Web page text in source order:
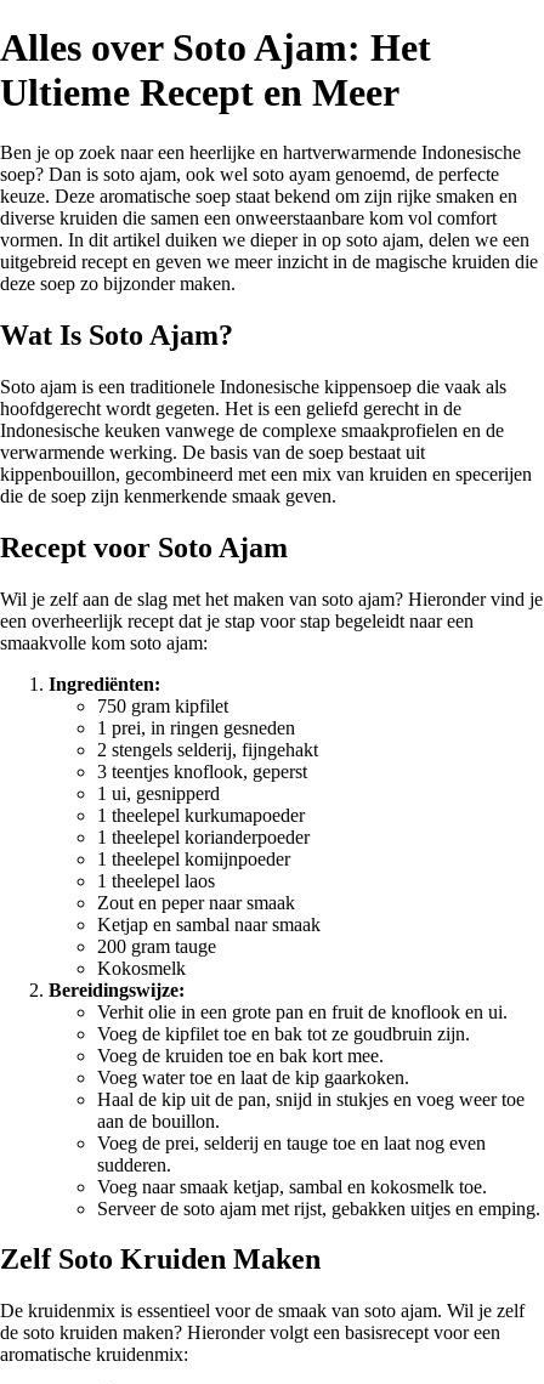
Alles over Soto Ajam: Het
Ultieme Recept en Meer
Ben je op zoek naar een heerlijke en hartverwarmende Indonesische
soep? Dan is soto ajam, ook wel soto ayam genoemd, de perfecte
keuze. Deze aromatische soep staat bekend om zijn rijke smaken en
diverse kruiden die samen een onweerstaanbare kom vol comfort
vormen. In dit artikel duiken we dieper in op soto ajam, delen we een
uitgebreid recept en geven we meer inzicht in de magische kruiden die
deze soep zo bijzonder maken.
Wat Is Soto Ajam?
Soto ajam is een traditionele Indonesische kippensoep die vaak als
hoofdgerecht wordt gegeten. Het is een geliefd gerecht in de
Indonesische keuken vanwege de complexe smaakprofielen en de
verwarmende werking. De basis van de soep bestaat uit
kippenbouillon, gecombineerd met een mix van kruiden en specerijen
die de soep zijn kenmerkende smaak geven.
Recept voor Soto Ajam
Wil je zelf aan de slag met het maken van soto ajam? Hieronder vind je
een overheerlijk recept dat je stap voor stap begeleidt naar een
smaakvolle kom soto ajam:
Ingrediënten:
750 gram kipfilet
1 prei, in ringen gesneden
2 stengels selderij, fijngehakt
3 teentjes knoflook, geperst
1 ui, gesnipperd
1 theelepel kurkumapoeder
1 theelepel korianderpoeder
1 theelepel komijnpoeder
1 theelepel laos
Zout en peper naar smaak
Ketjap en sambal naar smaak
200 gram tauge
Kokosmelk
Bereidingswijze:
Verhit olie in een grote pan en fruit de knoflook en ui.
Voeg de kipfilet toe en bak tot ze goudbruin zijn.
Voeg de kruiden toe en bak kort mee.
Voeg water toe en laat de kip gaarkoken.
Haal de kip uit de pan, snijd in stukjes en voeg weer toe
aan de bouillon.
Voeg de prei, selderij en tauge toe en laat nog even
sudderen.
Voeg naar smaak ketjap, sambal en kokosmelk toe.
Serveer de soto ajam met rijst, gebakken uitjes en emping.
Zelf Soto Kruiden Maken
De kruidenmix is essentieel voor de smaak van soto ajam. Wil je zelf
de soto kruiden maken? Hieronder volgt een basisrecept voor een
aromatische kruidenmix: